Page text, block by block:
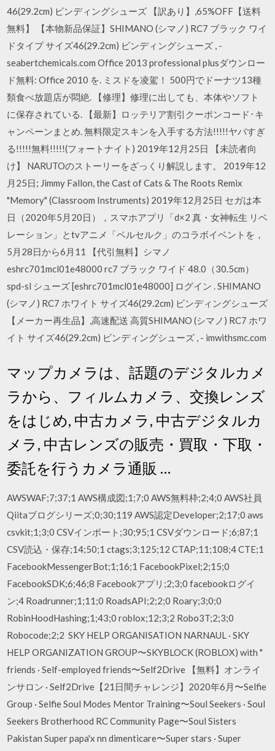
46(29.2cm) ビンディングシューズ 【訳あり】,65%OFF【送料
無料】 【本物新品保証】SHIMANO (シマノ) RC7 ブラック ワイ
ドタイプ サイズ46(29.2cm) ビンディングシューズ , -
seabertchemicals.com Office 2013 professional plusダウンロー
ド無料: Office 2010 を. ミスドを凌駕！ 500円でドーナツ13種
類食べ放題店が悶絶. 【修理】修理に出しても、本体やソフト
に保存されている. 【最新】ロッテリア割引クーポンコード･キ
ャンペーンまとめ. 無料限定スキンを入手する方法!!!!!ヤバすぎ
る!!!!!無料!!!!!(フォートナイト) 2019年12月25日 【未読者向
け】 NARUTOのストーリーをざっくり解説します。 2019年12
月25日; Jimmy Fallon, the Cast of Cats & The Roots Remix
"Memory" (Classroom Instruments) 2019年12月25日 セガは本
日（2020年5月20日），スマホアプリ「d×2 真・女神転生 リベ
レーション」とtvアニメ「ベルセルク」のコラボイベントを，
5月28日から6月11 【代引無料】シマノ
eshrc701mcl01e48000 rc7 ブラック ワイド 48.0（30.5cm）
spd-sl シューズ [eshrc701mcl01e48000] ログイン . SHIMANO
(シマノ) RC7 ホワイト サイズ46(29.2cm) ビンディングシューズ
【メーカー再生品】,高速配送 高質SHIMANO (シマノ) RC7 ホワ
イト サイズ46(29.2cm) ビンディングシューズ , - imwithsmc.com
マップカメラは、話題のデジタルカメ
ラから、フィルムカメラ、交換レンズ
をはじめ, 中古カメラ, 中古デジタルカ
メラ, 中古レンズの販売・買取・下取・
委託を行うカメラ通販 …
AWSWAF;7;37;1 AWS構成図;1;7;0 AWS無料枠;2;4;0 AWS社員
Qiitaブログシリーズ;0;30;119 AWS認定Developer;2;17;0 aws
csvkit;1;3;0 CSVインポート;30;95;1 CSVダウンロード;6;87;1
CSV読込・保存;14;50;1 ctags;3;125;12 CTAP;11;108;4 CTE;1
FacebookMessengerBot;1;16;1 FacebookPixel;2;15;0
FacebookSDK;6;46;8 Facebookアプリ;2;3;0 facebookログイ
ン;4 Roadrunner;1;11;0 RoadsAPI;2;2;0 Roary;3;0;0
RobinHoodHashing;1;43;0 roblox;12;3;2 Robo3T;2;3;0
Robocode;2;2 SKY HELP ORGANISATION NARNAUL · SKY
HELP ORGANIZATION GROUP〜SKYBLOCK (ROBLOX) with "
friends · Self-employed friends〜Self2Drive 【無料】オンライ
ンサロン · Self2Drive【21日間チャレンジ】2020年6月〜Selfie
Group · Selfie Soul Modes Mentor Training〜Soul Seekers · Soul
Seekers Brotherhood RC Community Page〜Soul Sisters
Pakistan Super papa'x nn dimenticare〜Super stars · Super